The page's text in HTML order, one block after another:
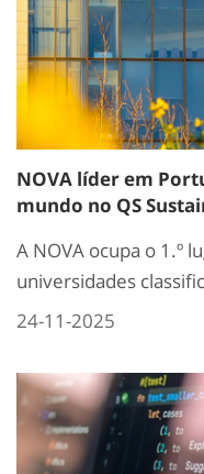
NOVA líder em
mundo no QS
A NOVA ocupa o 1.º
universidades
24-11-2025